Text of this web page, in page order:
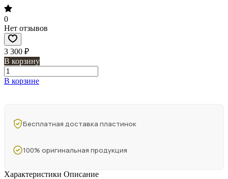
0
Нет отзывов
3 300 ₽
В корзину
В корзине
Бесплатная доставка пластинок
100% оригинальная продукция
Характеристики Описание